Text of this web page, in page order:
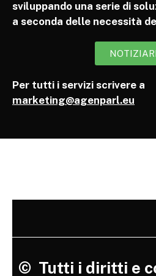
sviluppando una serie di
a seconda delle necessità
Per tutti i servizi scrivere a
marketing@agenparl.eu
© Tutti i diritti e